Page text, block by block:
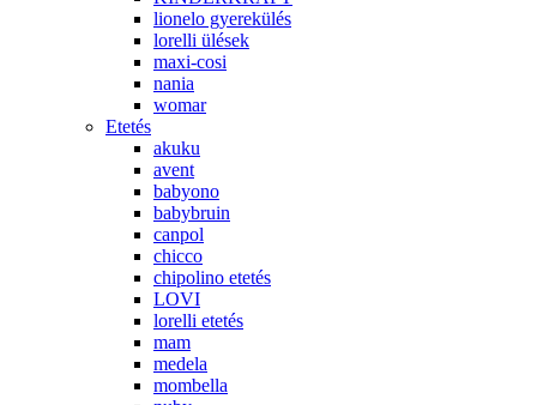
lionelo gyerekülés
lorelli ülések
maxi-cosi
nania
womar
Etetés
akuku
avent
babyono
babybruin
canpol
chicco
chipolino etetés
LOVI
lorelli etetés
mam
medela
mombella